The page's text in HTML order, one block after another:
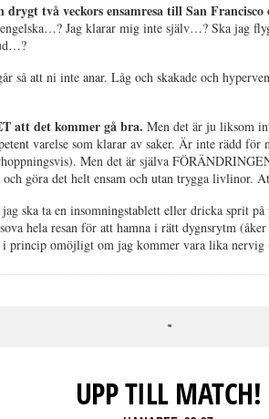
två veckors ensamresa till San
Jag klarar mig inte själv…? Ska jag
så att ni inte anar. Låg och skakade och
att det kommer gå bra.Men det är ju liksom
varelse som klarar av saker. Är inte rädd för
Men det är själva
göra det helt ensam och utan trygga livlinor.
ska ta en insomningstablett eller dricka sprit
hela resan för att hamna i rätt dygnsrytm
i princip omöjligt om jag kommer vara lika
UPP TILL MATCH!